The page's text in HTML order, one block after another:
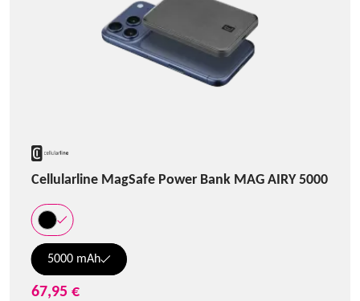
Cellularline MagSafe Power Bank MAG AIRY 5000
5000 mAh
67,95 €